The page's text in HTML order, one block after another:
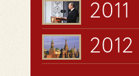
2011
2012